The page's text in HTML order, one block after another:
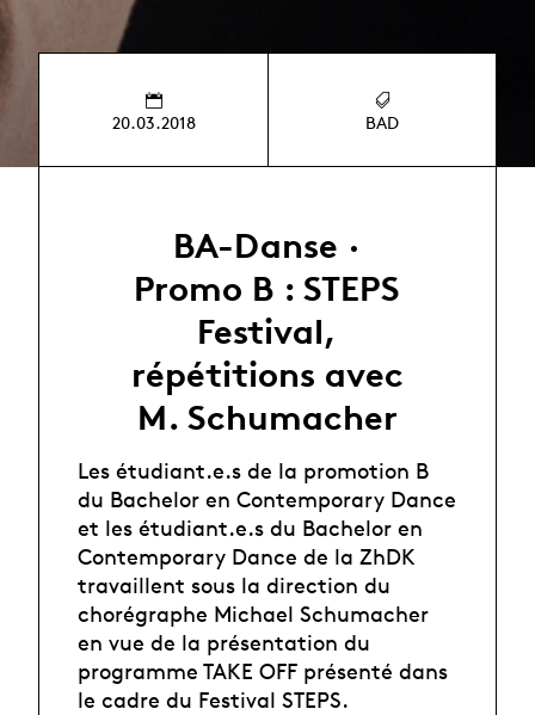
20.03.2018 BAD
BA-Danse ·
Promo B : STEPS
Festival,
répétitions avec
M. Schumacher
Les étudiant.e.s de la promotion B
du Bachelor en Contemporary Dance
et les étudiant.e.s du Bachelor en
Contemporary Dance de la ZhDK
travaillent sous la direction du
chorégraphe Michael Schumacher
en vue de la présentation du
programme TAKE OFF présenté dans
le cadre du Festival STEPS.